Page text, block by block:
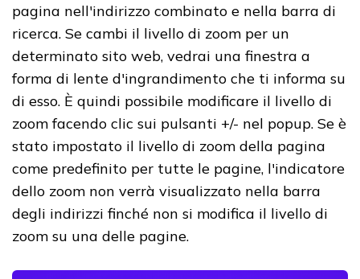
pagina nell'indirizzo combinato e nella barra di
ricerca. Se cambi il livello di zoom per un
determinato sito web, vedrai una finestra a
forma di lente d'ingrandimento che ti informa su
di esso. È quindi possibile modificare il livello di
zoom facendo clic sui pulsanti +/- nel popup. Se è
stato impostato il livello di zoom della pagina
come predefinito per tutte le pagine, l'indicatore
dello zoom non verrà visualizzato nella barra
degli indirizzi finché non si modifica il livello di
zoom su una delle pagine.